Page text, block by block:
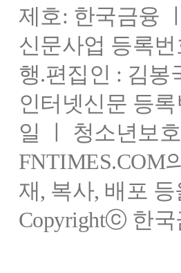
제호: 한국금융
신문사업 등록번
행.편집인 : 김봉
인터넷신문 등록
일 ㅣ 청소년보
FNTIMES.COM
재, 복사, 배포
Copyrightⓒ 한국